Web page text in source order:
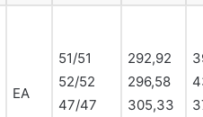
EA
51/51
52/52
47/47
292,92
296,58
305,33